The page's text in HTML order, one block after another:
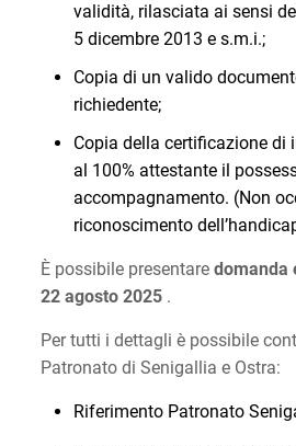
validità, rilasciata ai sensi
5 dicembre 2013 e s.m.i.;
Copia di un valido
richiedente;
Copia della certificazione di
al 100% attestante il
accompagnamento. (Non
riconoscimento
È possibile presentare domanda
22 agosto 2025.
Per tutti i dettagli è possibile
Patronato di Senigallia e Ostra:
Riferimento Patronato